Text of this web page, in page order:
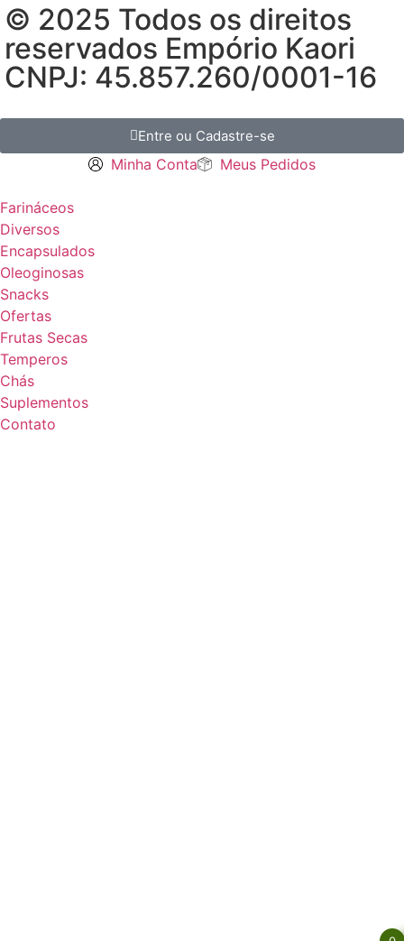
© 2025 Todos os direitos
reservados Empório Kaori
CNPJ: 45.857.260/0001-16
Entre ou Cadastre-se
Minha Conta Meus Pedidos
Farináceos
Diversos
Encapsulados
Oleoginosas
Snacks
Ofertas
Frutas Secas
Temperos
Chás
Suplementos
Contato